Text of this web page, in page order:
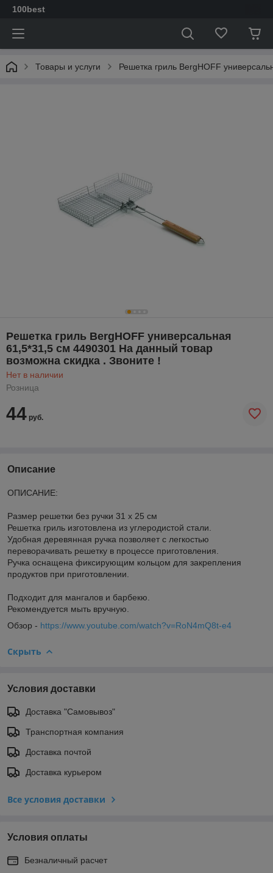
100best
Товары и услуги Решетка гриль BergHOFF
Решетка гриль BergHOFF универсальная
61,5*31,5 см 4490301 На данный товар
возможна скидка . Звоните !
Нет в наличии
Розница
44 руб.
Описание
ОПИСАНИЕ:
Размер решетки без ручки 31 x 25 см
Решетка гриль изготовлена из углеродистой стали.
Удобная деревянная ручка позволяет с легкостью
переворачивать решетку в процессе приготовления.
Ручка оснащена фиксирующим кольцом для закрепления
продуктов при приготовлении.
Подходит для мангалов и барбекю.
Рекомендуется мыть вручную.
Обзор - https://www.youtube.com/watch?v=RoN4mQ8t-e4
Скрыть
Условия доставки
Доставка "Самовывоз"
Транспортная компания
Доставка почтой
Доставка курьером
Все условия доставки
Условия оплаты
Безналичный расчет